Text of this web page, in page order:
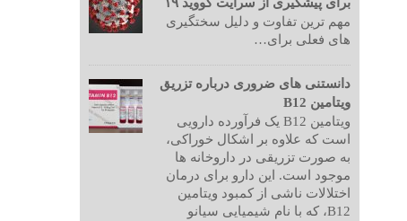
مهم ترین تفاوت و دلیل سختگیری
های فعلی برای…
دانستنی های ضروری درباره تزریق
ویتامین B12
ویتامین B12 یک فرآورده دارویی
است که علاوه بر اشکال خوراکی،
به صورت تزریقی در داروخانه ها
موجود است. این دارو برای درمان
اختلالات ناشی از کمبود ویتامین
B12، که با نام شیمیایی سیانو